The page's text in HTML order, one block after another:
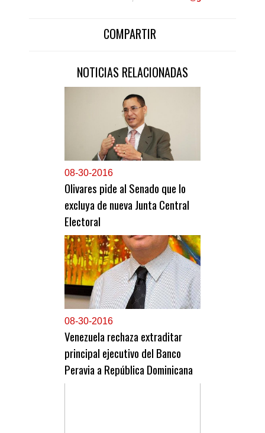
COMPARTIR
NOTICIAS RELACIONADAS
08-30-2016
Olivares pide al Senado que lo
excluya de nueva Junta Central
Electoral
08-30-2016
Venezuela rechaza extraditar
principal ejecutivo del Banco
Peravia a República Dominicana